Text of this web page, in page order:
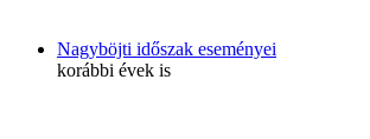
Nagyböjti időszak eseményei
korábbi évek is